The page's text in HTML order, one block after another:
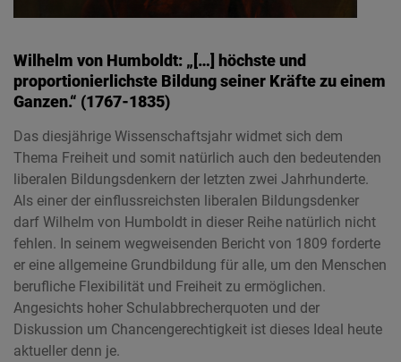
Wilhelm von Humboldt: „[…] höchste und
proportionierlichste Bildung seiner Kräfte zu einem
Ganzen.“ (1767-1835)
Das diesjährige Wissenschaftsjahr widmet sich dem
Thema Freiheit und somit natürlich auch den bedeutenden
liberalen Bildungsdenkern der letzten zwei Jahrhunderte.
Als einer der einflussreichsten liberalen Bildungsdenker
darf Wilhelm von Humboldt in dieser Reihe natürlich nicht
fehlen. In seinem wegweisenden Bericht von 1809 forderte
er eine allgemeine Grundbildung für alle, um den Menschen
berufliche Flexibilität und Freiheit zu ermöglichen.
Angesichts hoher Schulabbrecherquoten und der
Diskussion um Chancengerechtigkeit ist dieses Ideal heute
aktueller denn je.